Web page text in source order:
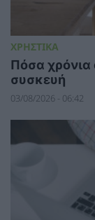
ΧΡΗΣΤΙΚΑ
Πόσα χρόνια
συσκευή
03/08/2026 - 06:42